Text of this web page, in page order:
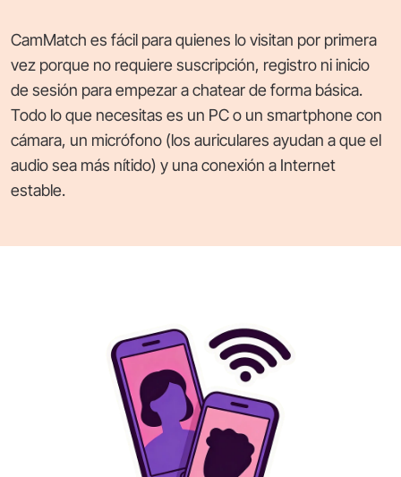
CamMatch es fácil para quienes lo visitan por primera
vez porque no requiere suscripción, registro ni inicio
de sesión para empezar a chatear de forma básica.
Todo lo que necesitas es un PC o un smartphone con
cámara, un micrófono (los auriculares ayudan a que el
audio sea más nítido) y una conexión a Internet
estable.